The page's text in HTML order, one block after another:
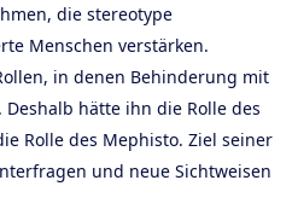
die stereotype
Menschen verstärken.
in denen Behinderung mit
hätte ihn die Rolle des
Rolle des Mephisto. Ziel seiner
und neue Sichtweisen